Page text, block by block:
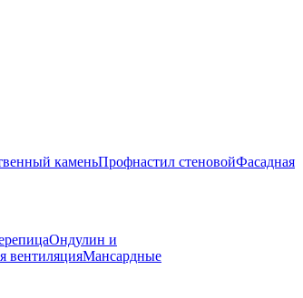
каменьПрофнастил стеновойФасадная
Ондулин и
вентиляцияМансардные